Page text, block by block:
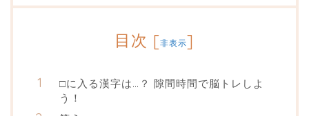
目次 [非表示]
□に入る漢字は…？ 隙間時間で脳トレしよ
う！